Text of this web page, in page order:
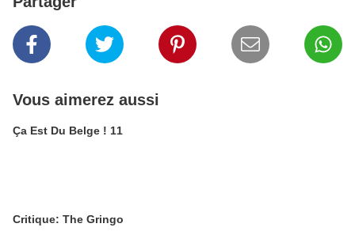
Vous aimerez aussi
Ça Est Du Belge ! 11
Critique: The Gringo